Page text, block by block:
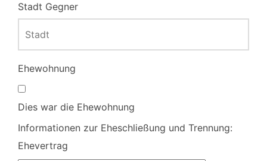
Stadt Gegner
Ehewohnung
Dies war die Ehewohnung
Informationen zur Eheschließung und Trennung:
Ehevertrag